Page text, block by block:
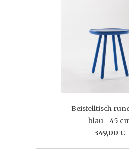
Beistelltisch
blau - 45
349,00 €